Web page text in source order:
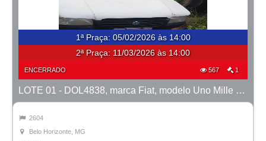
1ª Praça: 05/02/2026 às 14:00
2ª Praça: 11/03/2026 às 14:00
ENCERRADO 567 1
LOTE 01 - DOL4838, marca Fiat, modelo Uno Mille Fire, ano 2004/2005
2604
Belo Horizonte, MG